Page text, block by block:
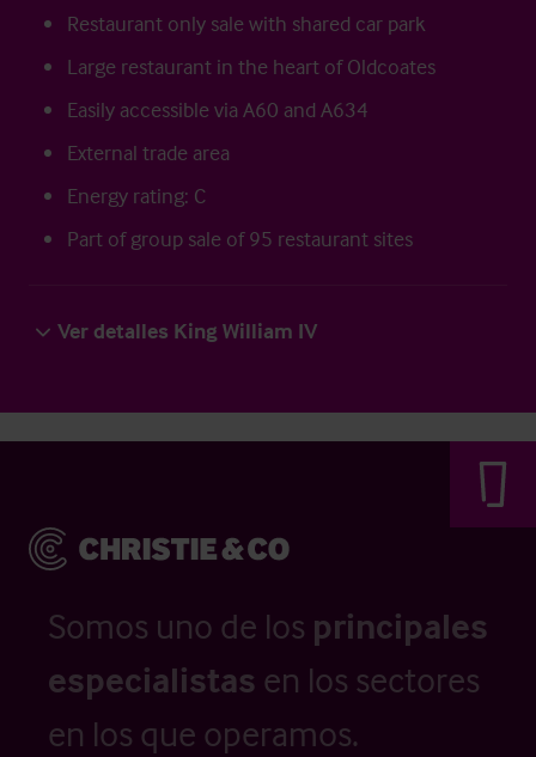
Restaurant only sale with shared car park
Large restaurant in the heart of Oldcoates
Easily accessible via A60 and A634
External trade area
Energy rating: C
Part of group sale of 95 restaurant sites
Ver detalles King William IV
Somos uno de los principales
especialistas en los sectores
en los que operamos.